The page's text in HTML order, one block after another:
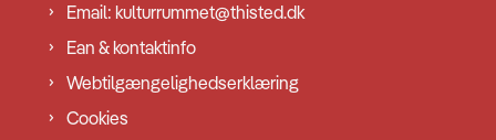
Email: kulturrummet@thisted.dk
Ean & kontaktinfo
Webtilgængelighedserklæring
Cookies